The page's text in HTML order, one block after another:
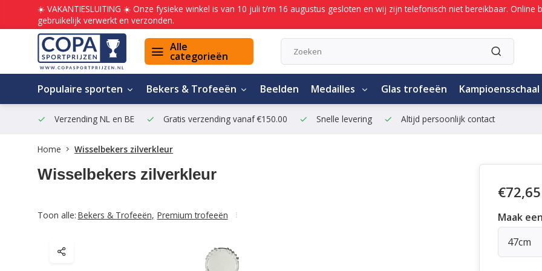
☀️ VAKANTIESLUITING ☀️ Onze fysieke winkel is van 10 juli t/m 16 augustus gesloten en wij zijn telefonisch niet bereikbaar.
gebruikelijk verwerkt en verzonden.
Alle
categorieën
Populaire sporten Bekers & Trofeeën Beelden Medailles Glas trofeeën Kampioensschaal
Verzending NL en BE Gratis verzending vanaf €150.00 Snelle levering Altijd persoonlijk contact
Home Wisselbekers zilverkleur
Wisselbekers zilverkleur
Toon alle: Bekers & Trofeeën, Premium trofeeën
€72,65
Maak
47cm